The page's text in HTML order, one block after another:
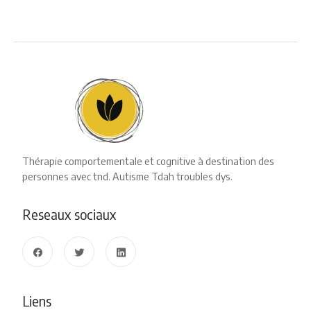
Thérapie comportementale et cognitive à destination des
personnes avec tnd. Autisme Tdah troubles dys.
Reseaux sociaux
Liens